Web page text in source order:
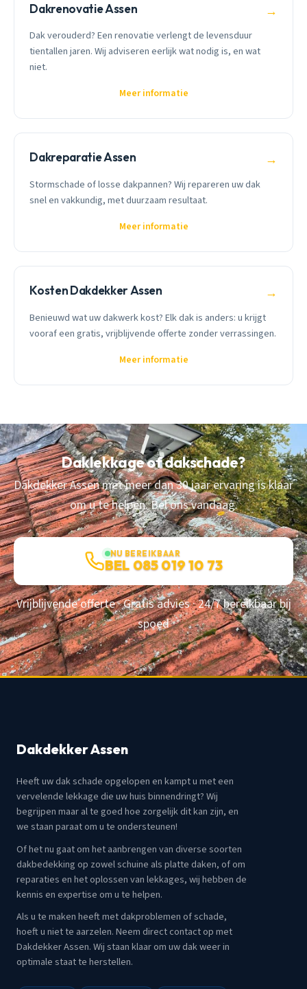
Dakrenovatie Assen →
Dak verouderd? Een renovatie verlengt de levensduur
tientallen jaren. Wij adviseren eerlijk wat nodig is, en wat
niet.
Meer informatie
Dakreparatie Assen →
Stormschade of losse dakpannen? Wij repareren uw dak
snel en vakkundig, met duurzaam resultaat.
Meer informatie
Kosten Dakdekker Assen →
Benieuwd wat uw dakwerk kost? Elk dak is anders: u krijgt
vooraf een gratis, vrijblijvende offerte zonder verrassingen.
Meer informatie
Daklekkage of dakschade?
Dakdekker Assen met meer dan 30 jaar ervaring is klaar
om u te helpen. Bel ons vandaag.
NU BEREIKBAAR
BEL 085 019 10 73
Vrijblijvende offerte · Gratis advies · 24/7 bereikbaar bij
spoed
Dakdekker Assen
Heeft uw dak schade opgelopen en kampt u met een
vervelende lekkage die uw huis binnendringt? Wij
begrijpen maar al te goed hoe zorgelijk dit kan zijn, en
we staan paraat om u te ondersteunen!
Of het nu gaat om het aanbrengen van diverse soorten
dakbedekking op zowel schuine als platte daken, of om
reparaties en het oplossen van lekkages, wij hebben de
kennis en expertise om u te helpen.
Als u te maken heeft met dakproblemen of schade,
hoeft u niet te aarzelen. Neem direct contact op met
Dakdekker Assen. Wij staan klaar om uw dak weer in
optimale staat te herstellen.